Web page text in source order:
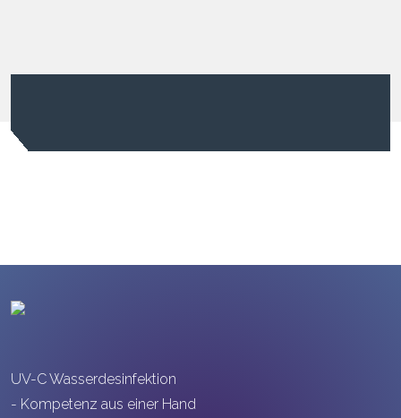
UV-C Wasserdesinfektion
- Kompetenz aus einer Hand